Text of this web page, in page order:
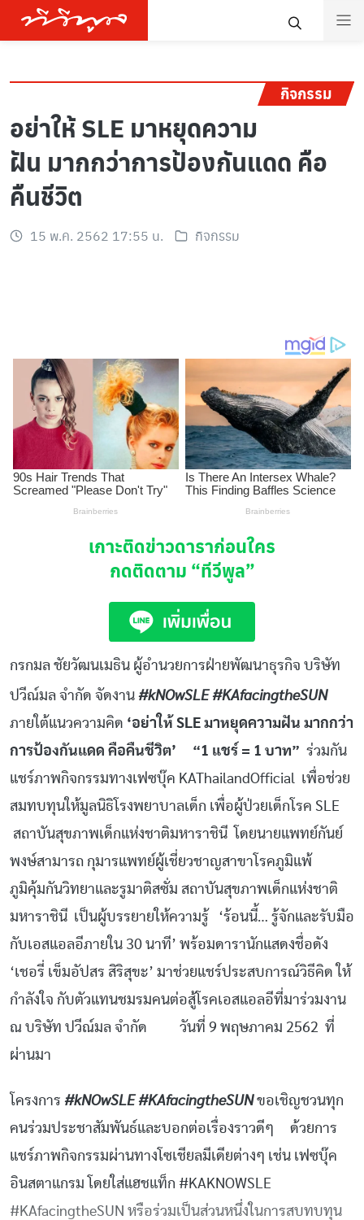
กิจกรรม
อย่าให้ SLE มาหยุดความ
ฝัน มากกว่าการป้องกันแดด คือ
คืนชีวิต
15 พ.ค. 2562 17:55 น. กิจกรรม
เกาะติดข่าวดาราก่อนใคร
กดติดตาม “ทีวีพูล”
กรกมล ชัยวัฒนเมธิน ผู้อำนวยการฝ่ายพัฒนาธุรกิจ บริษัท
ปวีณ์มล จำกัด จัดงาน #kNOwSLE #KAfacingtheSUN
ภายใต้แนวความคิด ‘อย่าให้ SLE มาหยุดความฝัน มากกว่า
การป้องกันแดด คือคืนชีวิต’
“1 แชร์ = 1 บาท” ร่วมกัน
แชร์ภาพกิจกรรมทางเฟซบุ๊ค KAThailandOfficial เพื่อช่วย
สมทบทุนให้มูลนิธิโรงพยาบาลเด็ก เพื่อผู้ป่วยเด็กโรค SLE
สถาบันสุขภาพเด็กแห่งชาติมหาราชินี โดยนายแพทย์กันย์
พงษ์สามารถ กุมารแพทย์ผู้เชี่ยวชาญสาขาโรคภูมิแพ้
ภูมิคุ้มกันวิทยาและรูมาติสซั่ม สถาบันสุขภาพเด็กแห่งชาติ
มหาราชินี เป็นผู้บรรยายให้ความรู้ ‘ร้อนนี้… รู้จักและรับมือ
กับเอสแอลอีภายใน 30 นาที’ พร้อมดารานักแสดงชื่อดัง
‘เชอรี่ เข็มอัปสร สิริสุขะ’ มาช่วยแชร์ประสบการณ์วิธีคิด ให้
กำลังใจ กับตัวแทนชมรมคนต่อสู้โรคเอสแอลอีที่มาร่วมงาน
ณ บริษัท ปวีณ์มล จำกัด วันที่ 9 พฤษภาคม 2562 ที่
ผ่านมา
โครงการ #kNOwSLE #KAfacingtheSUNขอเชิญชวนทุก
คนร่วมประชาสัมพันธ์และบอกต่อเรื่องราวดีๆ ด้วยการ
แชร์ภาพกิจกรรมผ่านทางโซเชียลมีเดียต่างๆ เช่น เฟซบุ๊ค
อินสตาแกรม โดยใส่แฮชแท็ก #KAKNOWSLE
#KAfacingtheSUN หรือร่วมเป็นส่วนหนึ่งในการสบทบทุน